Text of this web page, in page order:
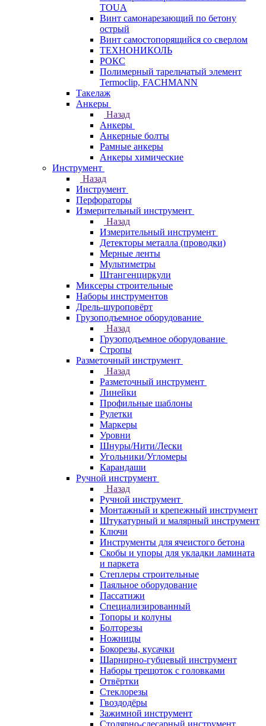
TOUA
Винт самонарезающий по бетону
острый
Винт самостопорящийся со сверлом
ТЕХНОНИКОЛЬ
РОКС
Полимерный тарельчатый элемент
Termoclip, FACHMANN
Такелаж
Анкеры
Назад
Анкеры
Анкерные болты
Рамные анкеры
Анкеры химические
Инструмент
Назад
Инструмент
Перфораторы
Измерительный инструмент
Назад
Измерительный инструмент
Детекторы металла (проводки)
Мерные ленты
Мультиметры
Штангенциркули
Миксеры строительные
Наборы инструментов
Дрель-шуроповёрт
Грузоподъемное оборудование
Назад
Грузоподъемное оборудование
Стропы
Разметочный инструмент
Назад
Разметочный инструмент
Линейки
Профильные шаблоны
Рулетки
Маркеры
Уровни
Шнуры/Нити/Лески
Угольники/Угломеры
Карандаши
Ручной инструмент
Назад
Ручной инструмент
Монтажный и крепежный инструмент
Штукатурный и малярный инструмент
Ключи
Инструменты для ячеистого бетона
Скобы и упоры для укладки ламината
и паркета
Степлеры строительные
Паяльное оборудование
Пассатижи
Специализированный
Топоры и колуны
Болторезы
Ножницы
Бокорезы, кусачки
Шарнирно-губцевый инструмент
Наборы трещоток с головками
Отвёртки
Стеклорезы
Гвоздодёры
Зажимной инструмент
Столярно-слесарный инструмент